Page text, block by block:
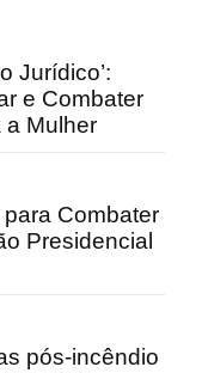
Jurídico’:
e Combater
a Mulher
Combater
Presidencial
pós-incêndio